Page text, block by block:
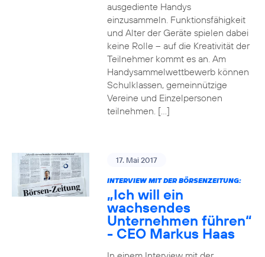
ausgediente Handys
einzusammeln. Funktionsfähigkeit
und Alter der Geräte spielen dabei
keine Rolle – auf die Kreativität der
Teilnehmer kommt es an. Am
Handysammelwettbewerb können
Schulklassen, gemeinnützige
Vereine und Einzelpersonen
teilnehmen. […]
17. Mai 2017
INTERVIEW MIT DER BÖRSENZEITUNG:
„Ich will ein
wachsendes
Unternehmen führen“
- CEO Markus Haas